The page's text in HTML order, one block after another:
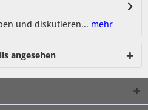
und diskutieren... mehr
angesehen